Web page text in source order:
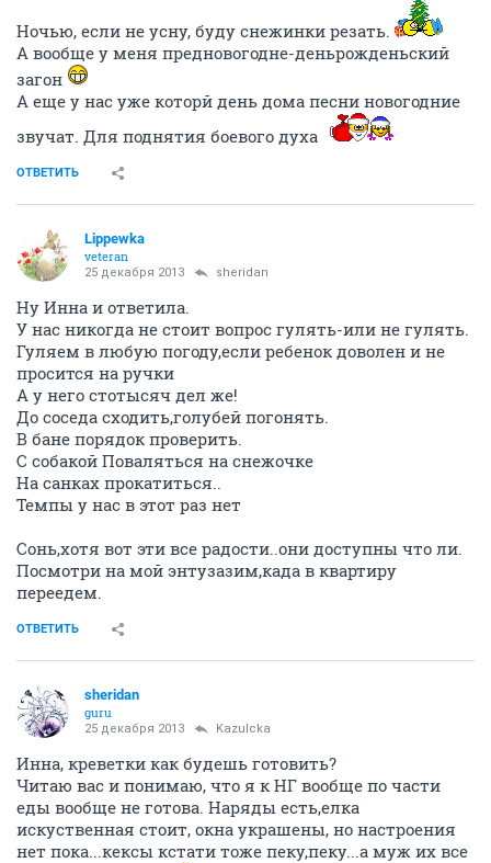
Ночью, если не усну, буду снежинки резать.
А вообще у меня предновогодне-деньрожденьский
загон
А еще у нас уже которй день дома песни новогодние
звучат. Для поднятия боевого духа
ОТВЕТИТЬ
Lippewka
veteran
25 декабря 2013 sheridan
Ну Инна и ответила.
У нас никогда не стоит вопрос гулять-или не гулять.
Гуляем в любую погоду,если ребенок доволен и не
просится на ручки
А у него стотысяч дел же!
До соседа сходить,голубей погонять.
В бане порядок проверить.
С собакой Поваляться на снежочке
На санках прокатиться..
Темпы у нас в этот раз нет
Сонь,хотя вот эти все радости..они доступны что ли.
Посмотри на мой энтузазим,када в квартиру
переедем.
ОТВЕТИТЬ
sheridan
guru
25 декабря 2013 Kazulcka
Инна, креветки как будешь готовить?
Читаю вас и понимаю, что я к НГ вообще по части
еды вообще не готова. Наряды есть,елка
искуственная стоит, окна украшены, но настроения
нет пока...кексы кстати тоже пеку,пеку...а муж их все